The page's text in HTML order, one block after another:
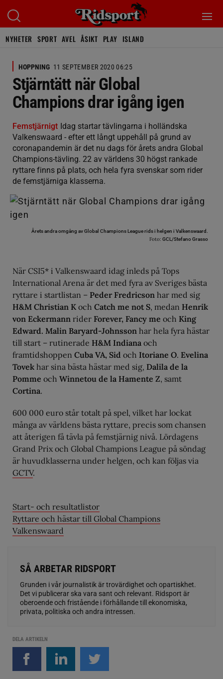
NYHETER SPORT AVEL ÅSIKT PLAY ISLAND
HOPPNING 11 SEPTEMBER 2020 06:25
Stjärntätt när Global
Champions drar igång igen
Femstjärnigt Idag startar tävlingarna i holländska
Valkenswaard - efter ett långt uppehåll på grund av
coronapandemin är det nu dags för årets andra Global
Champions-tävling. 22 av världens 30 högst rankade
ryttare finns på plats, och hela fyra svenskar som rider
de femstjärniga klasserna.
Årets andra omgång av Global Champions League rids i helgen i Valkenswaard.
Foto: GCL/Stefano Grasso
När CSI5* i Valkenswaard idag inleds på Tops
International Arena är det med fyra av Sveriges bästa
ryttare i startlistan – Peder Fredricson har med sig
H&M Christian K och Catch me not S, medan Henrik
von Eckermann rider Forever, Fancy me och King
Edward. Malin Baryard-Johnsson har hela fyra hästar
till start – rutinerade H&M Indiana och
framtidshoppen Cuba VA, Sid och Itoriane O. Evelina
Tovek har sina bästa hästar med sig, Dalila de la
Pomme och Winnetou de la Hamente Z, samt
Cortina.
600 000 euro står totalt på spel, vilket har lockat
många av världens bästa ryttare, precis som chansen
att återigen få tävla på femstjärnig nivå. Lördagens
Grand Prix och Global Champions League på söndag
är huvudklasserna under helgen, och kan följas via
GCTV.
Start- och resultatlistor
Ryttare och hästar till Global Champions
Valkenswaard
SÅ ARBETAR RIDSPORT
Grunden i vår journalistik är trovärdighet och opartiskhet.
Det vi publicerar ska vara sant och relevant. Ridsport är
oberoende och fristående i förhållande till ekonomiska,
privata, politiska och andra intressen.
DELA ARTIKELN